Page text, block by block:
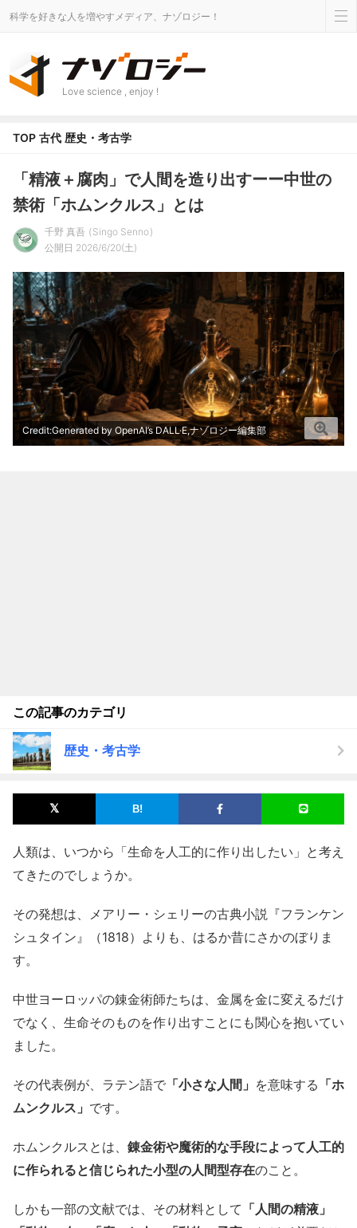
科学を好きな人を増やすメディア、ナゾロジー！
Love science , enjoy !
TOP 古代 歴史・考古学
「精液＋腐肉」で人間を造り出すーー中世の
禁術「ホムンクルス」とは
千野 真吾
Singo Senno
公開日 2026/6/20(土)
Credit:Generated by OpenAI’s DALL·E,ナゾロジー編集部
この記事のカテゴリ
歴史・考古学
人類は、いつから「生命を人工的に作り出したい」と考え
てきたのでしょうか。
その発想は、メアリー・シェリーの古典小説『フランケン
シュタイン』（1818）よりも、はるか昔にさかのぼりま
す。
中世ヨーロッパの錬金術師たちは、金属を金に変えるだけ
でなく、生命そのものを作り出すことにも関心を抱いてい
ました。
その代表例が、ラテン語で 「小さな人間」 を意味する 「ホ
ムンクルス」 です。
ホムンクルスとは、 錬金術や魔術的な手段によって人工的
に作られると信じられた小型の人間型存在のこと。
しかも一部の文献では、その材料として 「人間の精液」